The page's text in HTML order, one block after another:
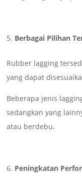
Berbagai Pilihan
Rubber lagging
yang dapat
Beberapa jenis
sedangkan yang
atau berdebu.
Peningkatan